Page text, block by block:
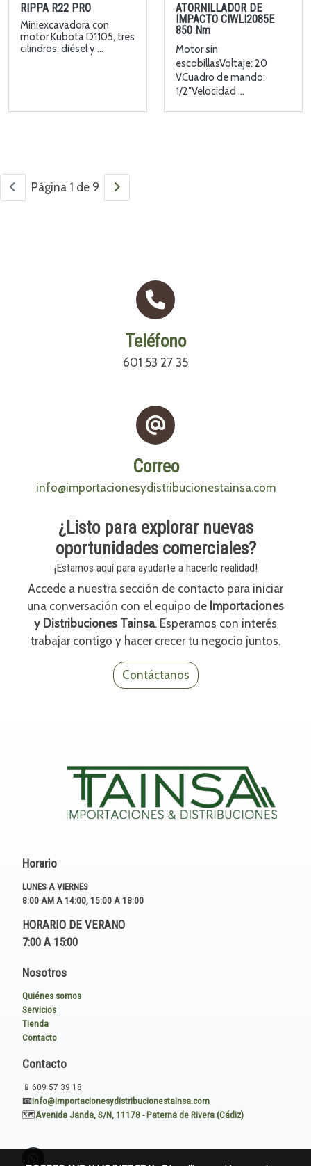
RIPPA R22 PRO
Miniexcavadora con
motor Kubota D1105, tres
cilindros, diésel y ...
ATORNILLADOR DE
IMPACTO CIWLI2085E
850 Nm
Motor sin
escobillasVoltaje: 20
VCuadro de mando:
1/2″Velocidad ...
Página 1 de 9
Teléfono
601 53 27 35
Correo
info@importacionesydistribucionestainsa.com
¿Listo para explorar nuevas
oportunidades comerciales?
¡Estamos aquí para ayudarte a hacerlo realidad!
Accede a nuestra sección de contacto para iniciar
una conversación con el equipo de Importaciones
y Distribuciones Tainsa. Esperamos con interés
trabajar contigo y hacer crecer tu negocio juntos.
Contáctanos
Horario
LUNES A VIERNES
8:00 AM A 14:00, 15:00 A 18:00
HORARIO DE VERANO
7:00 A 15:00
Nosotros
Quiénes somos
Servicios
Tienda
Contacto
Contacto
📱 609 57 39 18
📧info@importacionesydistribucionestainsa.com
🗺️Avenida Janda, S/N, 11178 - Paterna de Rivera (Cádiz)